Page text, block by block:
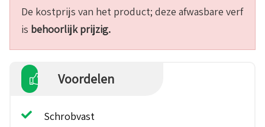
De kostprijs van het product; deze afwasbare verf
is behoorlijk prijzig.
Voordelen
Schrobvast